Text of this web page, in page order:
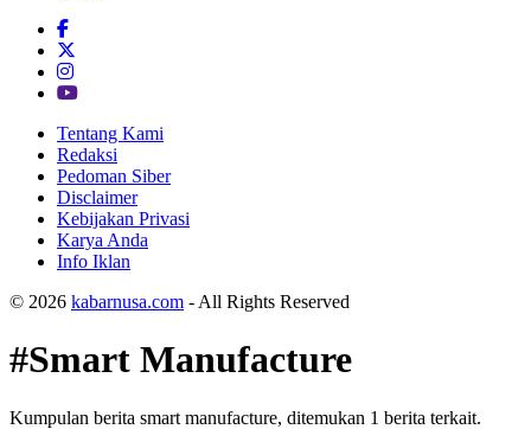
Tentang Kami
Redaksi
Pedoman Siber
Disclaimer
Kebijakan Privasi
Karya Anda
Info Iklan
© 2026 kabarnusa.com - All Rights Reserved
#Smart Manufacture
Kumpulan berita smart manufacture, ditemukan 1 berita terkait.